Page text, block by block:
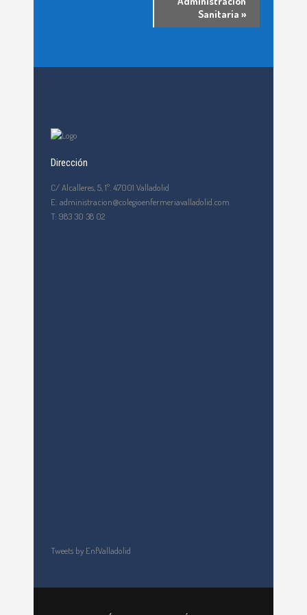
Sanitaria »
Dirección
C/ Alcalleres, 5, 1º. 47001 Valladolid
E: administracion@colegioenfermeriavalladolid.com
T: 983 30 38 02
Tweets by EnfValladolid